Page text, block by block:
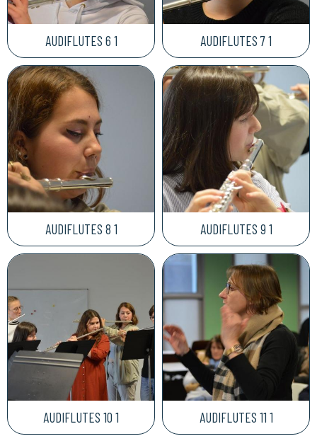
AUDIFLUTES 6 1 AUDIFLUTES 7 1
AUDIFLUTES 8 1 AUDIFLUTES 9 1
AUDIFLUTES 10 1 AUDIFLUTES 11 1